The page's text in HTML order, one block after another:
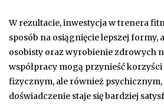
W rezultacie, inwestycja w trenera
sposób na osiągnięcie lepszej formy,
osobisty oraz wyrobienie zdrowych
współpracy mogą przynieść
fizycznym, ale również psychicznym,
doświadczenie staje się bardziej